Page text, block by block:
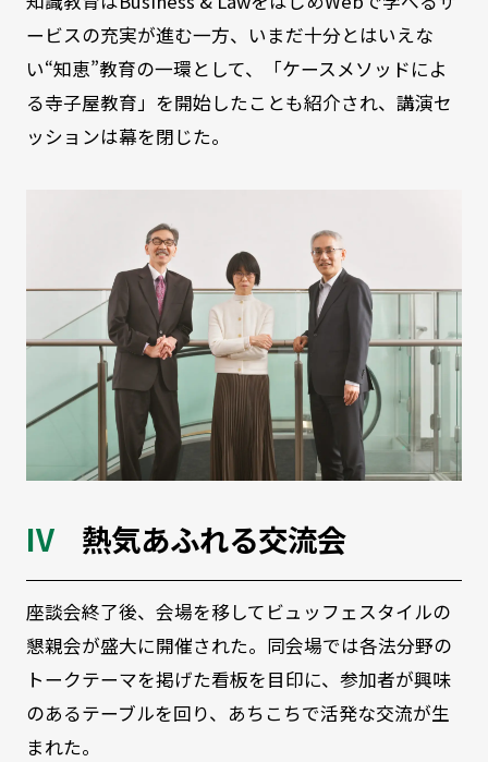
ービスの充実が進む一方、いまだ十分とはいえな
い“知恵”教育の一環として、「ケースメソッドによ
る寺子屋教育」を開始したことも紹介され、講演セ
ッションは幕を閉じた。
熱気あふれる交流会
座談会終了後、会場を移してビュッフェスタイルの
懇親会が盛大に開催された。同会場では各法分野の
トークテーマを掲げた看板を目印に、参加者が興味
のあるテーブルを回り、あちこちで活発な交流が生
まれた。